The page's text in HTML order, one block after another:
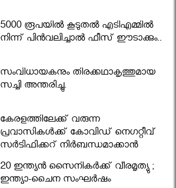
5000 രൂപയിൽ കൂടുതൽ എടിഎമ്മിൽ
നിന്ന് പിൻവലിച്ചാൽ ഫീസ് ഈടാക്കും..
സംവിധായകനും തിരക്കഥാകൃത്തുമായ
സച്ചി അന്തരിച്ചു.
കേരളത്തിലേക്ക് വരുന്ന
പ്രവാസികള്‍ക്ക് കോവിഡ് നെഗറ്റീവ്
സര്‍ട്ടിഫിക്കറ്റ് നിർബന്ധമാക്കാൻ
മന്ത്രിസഭ
20 ഇന്ത്യൻ സൈനികർക്ക് വീരമൃത്യു ;
ഇന്ത്യാ-ചൈന സംഘർഷം